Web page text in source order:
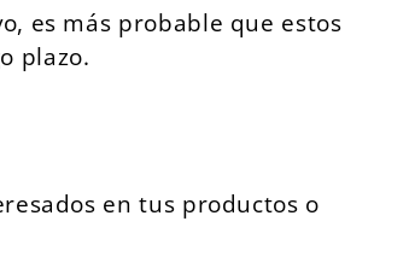
es más probable que estos
plazo.
en tus productos o